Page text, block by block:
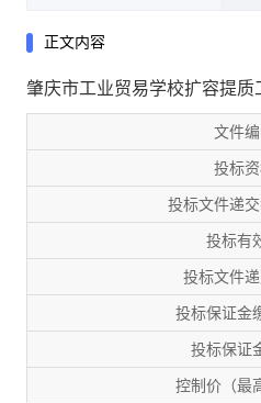
正文内容
肇庆市工业贸易学校扩容提
文件
投标
投标文件递
投标有
投标文件
投标保证金
投标保证
控制价（最